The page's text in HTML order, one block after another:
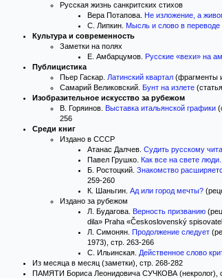
Русская жизнь санкритских стихов
Вера Потапова. Не изложение, а
С. Липкин. Мысль и слово в переводе
Культура и современность
Заметки на полях
Е. Амбарцумов. Русские «вехи» на
Публицистика
Пьер Гаскар. Латинский квартал (фрагменты
Самарий Великовский. Бунт на излете
Изобразительное искусство за рубежом
В. Горяинов. Выставка итальянской графики
256
Среди книг
Издано в СССР
Атанас Далчев. Судить русскому
Павел Грушко. Как все на свете люди...
Б. Ростоцкий. Знакомство
259-260
К. Шаньгин. Ад или город мечты?
Издано за рубежом
Л. Будагова. Верность призванию
dila» Praha «Československý
Л. Симонян. Продолжение следует
1973), стр. 263-266
С. Ильинская. Действенное слово
Из месяца в месяц (заметки), стр. 268-282
ПАМЯТИ Бориса Леонидовича СУЧКОВА (некролог),